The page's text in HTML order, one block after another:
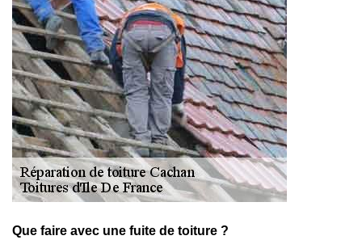
Que faire avec une fuite de toiture ?